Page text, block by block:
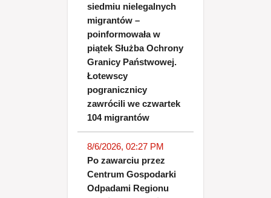
siedmiu nielegalnych
migrantów –
poinformowała w
piątek Służba Ochrony
Granicy Państwowej.
Łotewscy
pogranicznicy
zawrócili we czwartek
104 migrantów
8/6/2026, 02:27 PM
Po zawarciu przez
Centrum Gospodarki
Odpadami Regionu